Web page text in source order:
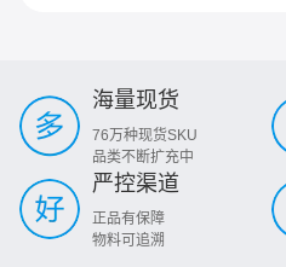
海量现货
76万种现货SKU
品类不断扩充中
严控渠道
正品有保障
物料可追溯